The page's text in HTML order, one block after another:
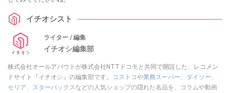
イチオシスト
ライター / 編集
イチオシ編集部
株式会社オールアバウトが株式会社NTTドコモと共同で開設した、レコメン
ドサイト『イチオシ』の編集部です。
コストコや業務スーパー、 ダイソー、
セリア、 スターバックスなどの人気ショップの隠れた名品を、コラムや動画